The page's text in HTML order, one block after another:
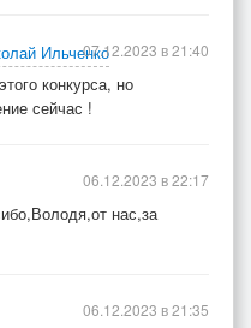
Ильченко
конкурса, но
сейчас !
07.12.2023 в 21:40
нас,за
06.12.2023 в 22:17
06.12.2023 в 21:35